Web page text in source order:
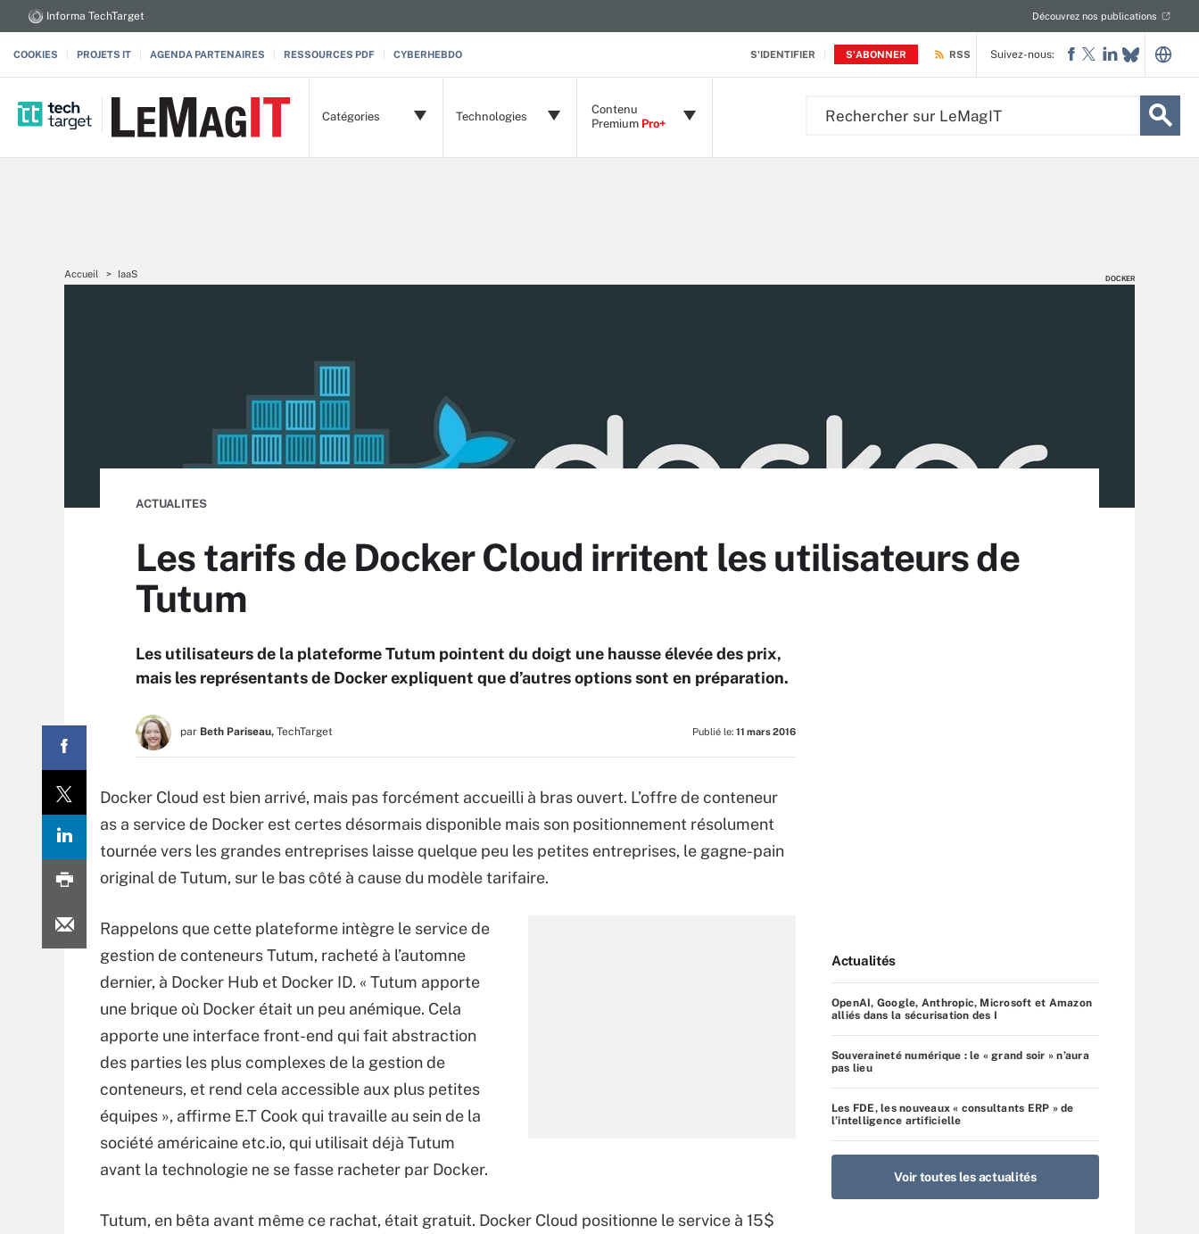
S'IDENTIFIER S'ABONNER
Informa TechTarget Découvrez nos publications
COOKIES PROJETS IT AGENDA PARTENAIRES RESSOURCES PDF CYBERHEBDO RSS
Catégories Technologies
Contenu
Premium Pro+
Suivez-nous:
Accueil IaaS DOCKER
DOCKER
ACTUALITES
Les tarifs de Docker Cloud irritent les utilisateurs de
Tutum
Les utilisateurs de la plateforme Tutum pointent du doigt une hausse élevée des prix,
mais les représentants de Docker expliquent que d’autres options sont en préparation.
par Beth Pariseau, TechTarget Publié le: 11 mars 2016
Docker Cloud est bien arrivé, mais pas forcément accueilli à bras ouvert. L’offre de conteneur
as a service de Docker est certes désormais disponible mais son positionnement résolument
tournée vers les grandes entreprises laisse quelque peu les petites entreprises, le gagne-pain
original de Tutum, sur le bas côté à cause du modèle tarifaire.
Rappelons que cette plateforme intègre le service de
gestion de conteneurs Tutum, racheté à l’automne
dernier, à Docker Hub et Docker ID. « Tutum apporte
une brique où Docker était un peu anémique. Cela
apporte une interface front-end qui fait abstraction
des parties les plus complexes de la gestion de
conteneurs, et rend cela accessible aux plus petites
équipes », affirme E.T Cook qui travaille au sein de la
société américaine etc.io, qui utilisait déjà Tutum
avant la technologie ne se fasse racheter par Docker.
Tutum, en bêta avant même ce rachat, était gratuit. Docker Cloud positionne le service à 15$
Actualités
OpenAI, Google, Anthropic, Microsoft et Amazon
alliés dans la sécurisation des I
Souveraineté numérique : le « grand soir » n’aura
pas lieu
Les FDE, les nouveaux « consultants ERP » de
l’intelligence artificielle
Voir toutes les actualités